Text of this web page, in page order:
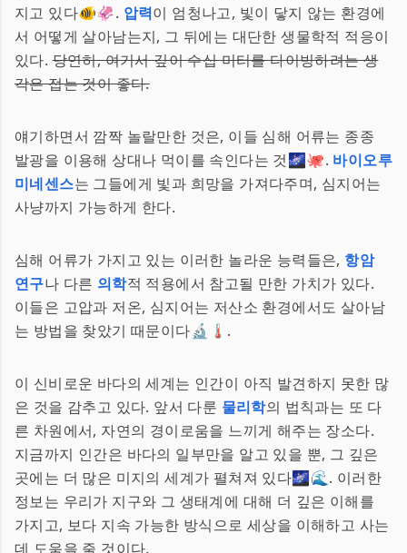
지고 있다🐠🦑. 압력이 엄청나고, 빛이 닿지 않는 환경에
서 어떻게 살아남는지, 그 뒤에는 대단한 생물학적 적응이
있다.당연히, 여기서 깊이 수십 미터를 다이빙하려는 생
각은 접는 것이 좋다.
얘기하면서 깜짝 놀랄만한 것은, 이들 심해 어류는 종종
발광을 이용해 상대나 먹이를 속인다는 것🌌🐙. 바이오루
미네센스는 그들에게 빛과 희망을 가져다주며, 심지어는
사냥까지 가능하게 한다.
심해 어류가 가지고 있는 이러한 놀라운 능력들은, 항암
연구나 다른 의학적 적용에서 참고될 만한 가치가 있다.
이들은 고압과 저온, 심지어는 저산소 환경에서도 살아남
는 방법을 찾았기 때문이다🔬🌡️.
이 신비로운 바다의 세계는 인간이 아직 발견하지 못한 많
은 것을 감추고 있다. 앞서 다룬 물리학의 법칙과는 또 다
른 차원에서, 자연의 경이로움을 느끼게 해주는 장소다.
지금까지 인간은 바다의 일부만을 알고 있을 뿐, 그 깊은
곳에는 더 많은 미지의 세계가 펼쳐져 있다🌌🌊. 이러한
정보는 우리가 지구와 그 생태계에 대해 더 깊은 이해를
가지고, 보다 지속 가능한 방식으로 세상을 이해하고 사는
데 도움을 줄 것이다.